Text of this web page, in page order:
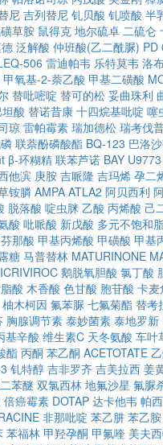
尼 吉列替尼 钆贝酸 钆喷酸 半
草胺 鼠得克 地尔硫卓 二硫仑
泛解酸 仲班酸(乙二酰脲) PD
506 雷迪帕韦 乐特莫韦 洛
甲氧基-2-萘乙酸 甲基二磺酸
替吡嘧啶 替可的松 妥曲珠利
酸 替诺昔康 十四烷基吡啶 噻
琼 雷帕霉素 瑞加德松 瑞考伐
联萘酚磷酸酯 BQ-123 巴洛
β-环糊精 联苯芦诺 BAY U9773
他滨 庚胺 吉哌隆 吉玛烯 孕二
铵膦 AMPA ATLA2 阿贝西利
脱落酸 啶虫脒 乙酸 丙烯酸 己
酸 吡哌酸 新戊酸 多元不饱和
那酸 甲基丙烯酸 甲磺酸 甲基
糖 马普替林 MATURINONE
鹅脱氧胆酸 氯丁酸
酸 木香酸 色甘酸 胞苷酸 卡麦
柚木柯因 氟苯脲 七氟菊酯 替考
胸腺调节素 泰妙菌素 泰地罗新
基辛酸 维生素C 天冬氨酸 车叶
酯 丙酮 苯乙酮 ACETOTATE
钆特醇 吉非罗齐 吉美拉西 姜
苯醚 双氯西林 地氟沙星 氟脲
倍癌霉素 DOTAP 达卡他韦 帕
非那吡啶 苯乙肼 苯乙胺
苯福林 甲羟孕酮 甲氟喹 美夫